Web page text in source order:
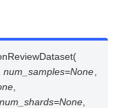
(
,num_samples=None
num_shards=None